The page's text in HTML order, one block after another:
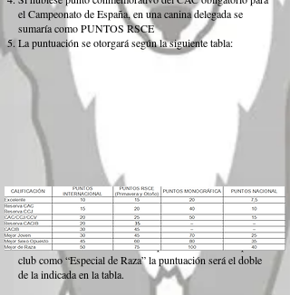
el Campeonato de España, en una canina delegada se
sumaría como PUNTOS RSCE
La puntuación se otorgará según la siguiente tabla:
*En el caso de tratarse de una exposición nombrada por el
club como “Especial de Raza” la puntuación será el doble
de la indicada en la tabla.